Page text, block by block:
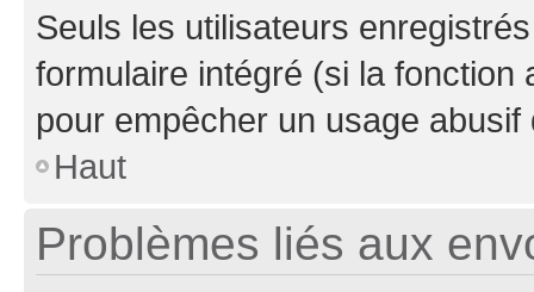
Seuls les utilisateurs
formulaire intégré (si la fonction
pour empêcher un usage
Haut
Problèmes liés aux